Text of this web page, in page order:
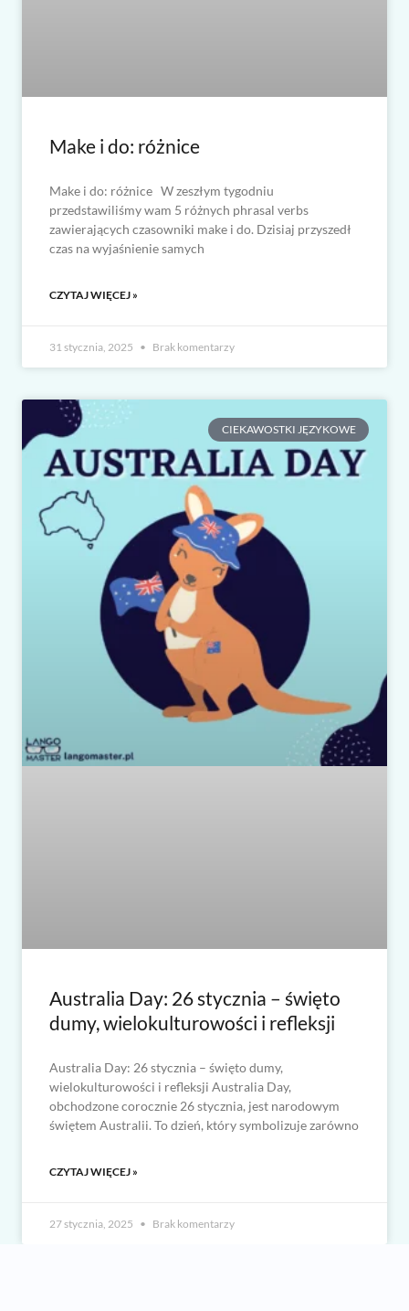
Make i do: różnice
Make i do: różnice W zeszłym tygodniu
przedstawiliśmy wam 5 różnych phrasal verbs
zawierających czasowniki make i do. Dzisiaj przyszedł
czas na wyjaśnienie samych
CZYTAJ WIĘCEJ »
31 stycznia, 2025 Brak komentarzy
CIEKAWOSTKI JĘZYKOWE
Australia Day: 26 stycznia – święto
dumy, wielokulturowości i refleksji
Australia Day: 26 stycznia – święto dumy,
wielokulturowości i refleksji Australia Day,
obchodzone corocznie 26 stycznia, jest narodowym
świętem Australii. To dzień, który symbolizuje zarówno
CZYTAJ WIĘCEJ »
27 stycznia, 2025 Brak komentarzy